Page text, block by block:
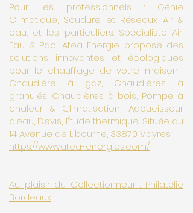
Pour les professionnels : Génie
Climatique, Soudure et Réseaux Air &
eau, et les particuliers. Spécialiste Air,
Eau & Pac, Atea Energie propose des
solutions innovantes et écologiques
pour le chauffage de votre maison :
Chaudière à gaz, Chaudières à
granulés, Chaudières à bois, Pompe à
chaleur & Climatisation, Adoucisseur
d’eau, Devis, Étude thermique. Située au
14 Avenue de Libourne, 33870 Vayres.
https://www.atea-energies.com/
Au plaisir du Collectionneur : Philatélie
Bordeaux